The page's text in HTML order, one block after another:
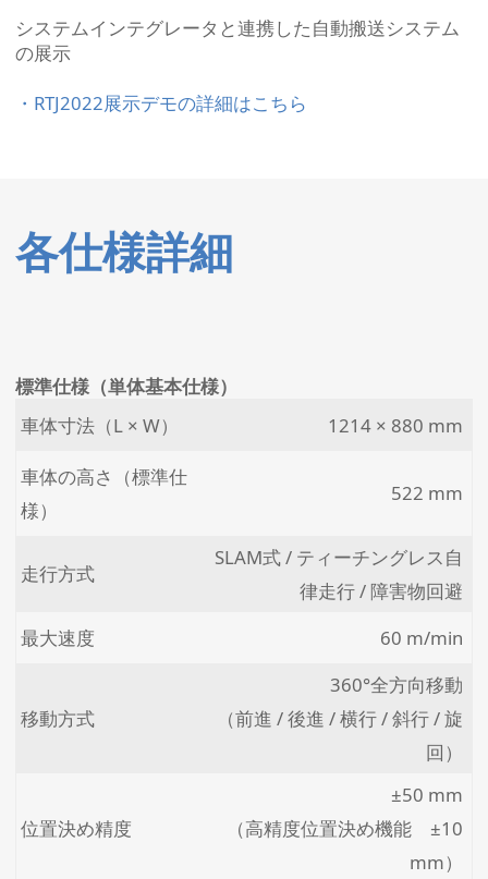
システムインテグレータと連携した自動搬送システム
の展示
・RTJ2022展示デモの詳細はこちら
各仕様詳細
標準仕様（単体基本仕様）
車体寸法（L × W）
1214 × 880 mm
車体の高さ（標準仕
様）
522 mm
走行方式
SLAM式 / ティーチングレス自
律走行 / 障害物回避
最大速度
60 m/min
移動方式
360°全方向移動
（前進 / 後進 / 横行 / 斜行 / 旋
回）
位置決め精度
±50 mm
（高精度位置決め機能 ±10
mm）